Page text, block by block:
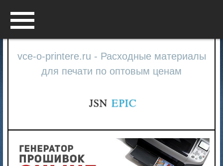
vce-o-printere.ru - Расходные материалы
для печати по оптовым ценам